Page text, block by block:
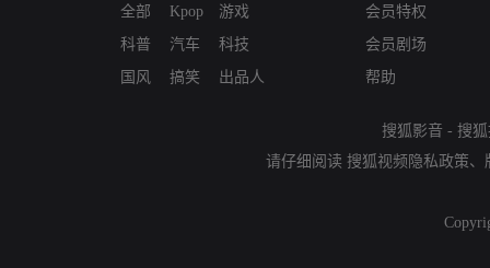
全部
科普
国风
Kpop
汽车
搞笑
游戏
科技
出品人
会员特权
会员剧场
帮助
搜狐影音 - 搜
请仔细阅读 搜狐视频隐私政策、